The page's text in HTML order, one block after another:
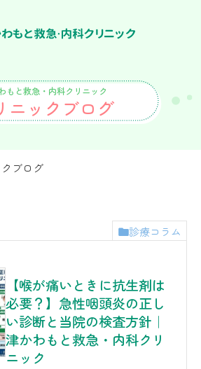
もと救急・内科クリニック
ニックブログ
ブログ
診療コラム
【喉が痛いときに抗生剤は
必要？】急性咽頭炎の正し
い診断と当院の検査方針｜
津かわもと救急・内科クリ
ニック